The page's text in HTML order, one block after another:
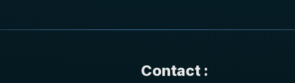
Contact :